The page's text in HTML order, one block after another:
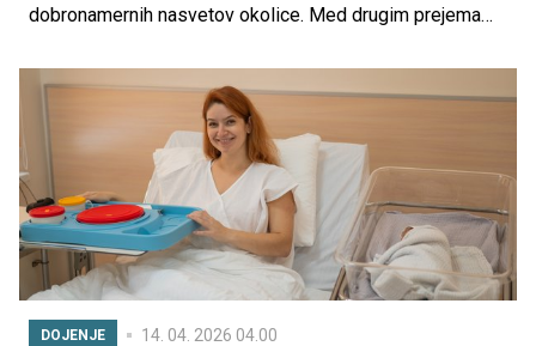
dobronamernih nasvetov okolice. Med drugim prejema
posegala in katera živila bi morala uživati. Kurja juhica,
pesin sok, zdravo in sveže ... Kaj je zares priporočljivo?
DOJENJE 14. 04. 2026 04.00